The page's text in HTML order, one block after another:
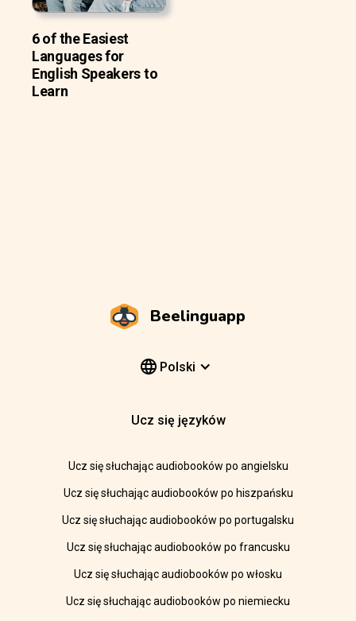
6 of the Easiest
Languages for
English Speakers to
Learn
Beelinguapp
Polski
Ucz się języków
Ucz się słuchając audiobooków po angielsku
Ucz się słuchając audiobooków po hiszpańsku
Ucz się słuchając audiobooków po portugalsku
Ucz się słuchając audiobooków po francusku
Ucz się słuchając audiobooków po włosku
Ucz się słuchając audiobooków po niemiecku